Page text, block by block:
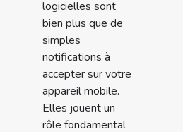
logicielles sont
bien plus que de
simples
notifications à
accepter sur votre
appareil mobile.
Elles jouent un
rôle fondamental